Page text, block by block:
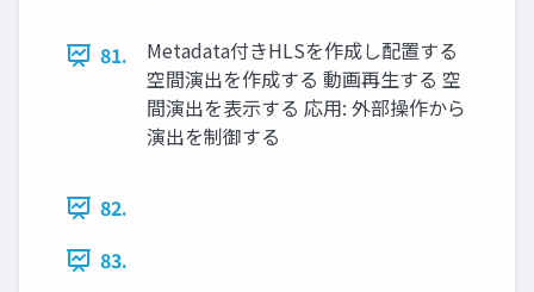
81.
Metadata付きHLSを作成し配置する
空間演出を作成する 動画再生する 空
間演出を表示する 応用: 外部操作から
演出を制御する
82.
83.